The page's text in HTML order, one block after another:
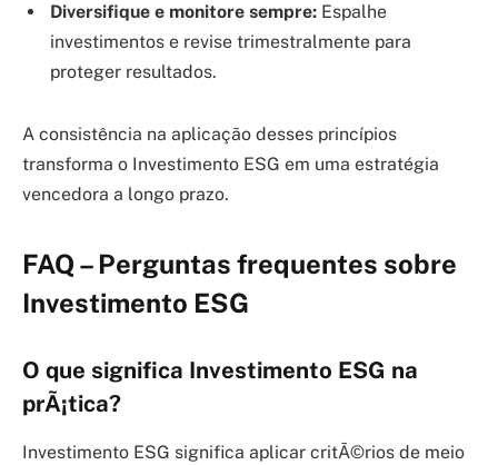
Diversifique e monitore sempre: Espalhe
investimentos e revise trimestralmente para
proteger resultados.
A consistência na aplicação desses princípios
transforma o Investimento ESG em uma estratégia
vencedora a longo prazo.
FAQ – Perguntas frequentes sobre
Investimento ESG
O que significa Investimento ESG na
prÃ¡tica?
Investimento ESG significa aplicar critÃ©rios de meio